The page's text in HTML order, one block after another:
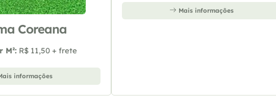
Coreana
M²: R$ 11,50 + frete
informações
Mais informações